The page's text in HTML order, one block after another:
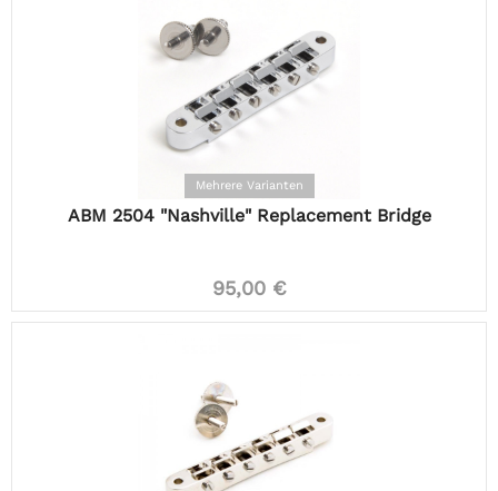
Mehrere Varianten
ABM 2504 "Nashville" Replacement Bridge
95,00 €